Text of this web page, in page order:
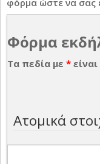
φόρμα ώστε να σας
Φόρμα
Τα πεδία με *
Ατομικά